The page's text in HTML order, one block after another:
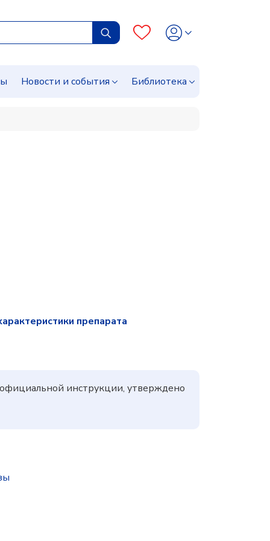
Новости и события Библиотека
препарата
инструкции, утверждено